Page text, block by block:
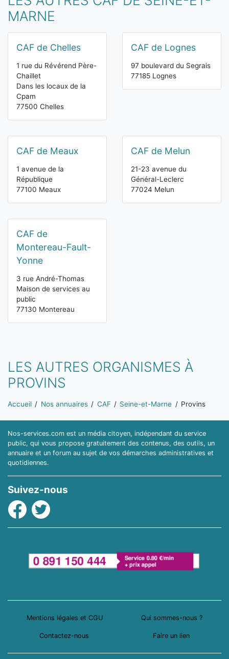
MARNE
CAF de Chelles
1 rue du Révérend Père-
Chaillet
Dans les locaux de la
Cpam
77500 Chelles
CAF de Lognes
97 boulevard du Segrais
77185 Lognes
CAF de Meaux
1 avenue de la
République
77100 Meaux
CAF de Melun
21-23 avenue du
Général-Leclerc
77024 Melun
CAF de
Montereau-Fault-
Yonne
3 rue André-Thomas
Maison de services au
public
77130 Montereau
LES AUTRES ORGANISMES À
PROVINS
Vous êtes ici:
Accueil Nos annuaires CAF Seine-et-Marne Provins
Nos-services.com est un média citoyen, indépendant du service
public, qui vous propose gratuitement des contenus, des outils, un
annuaire et un forum au sujet de vos démarches administratives et
quotidiennes.
Suivez-nous
Facebook
Twitter
Mentions légales et CGU Qui sommes-nous ?
Contactez-nous Faire un lien